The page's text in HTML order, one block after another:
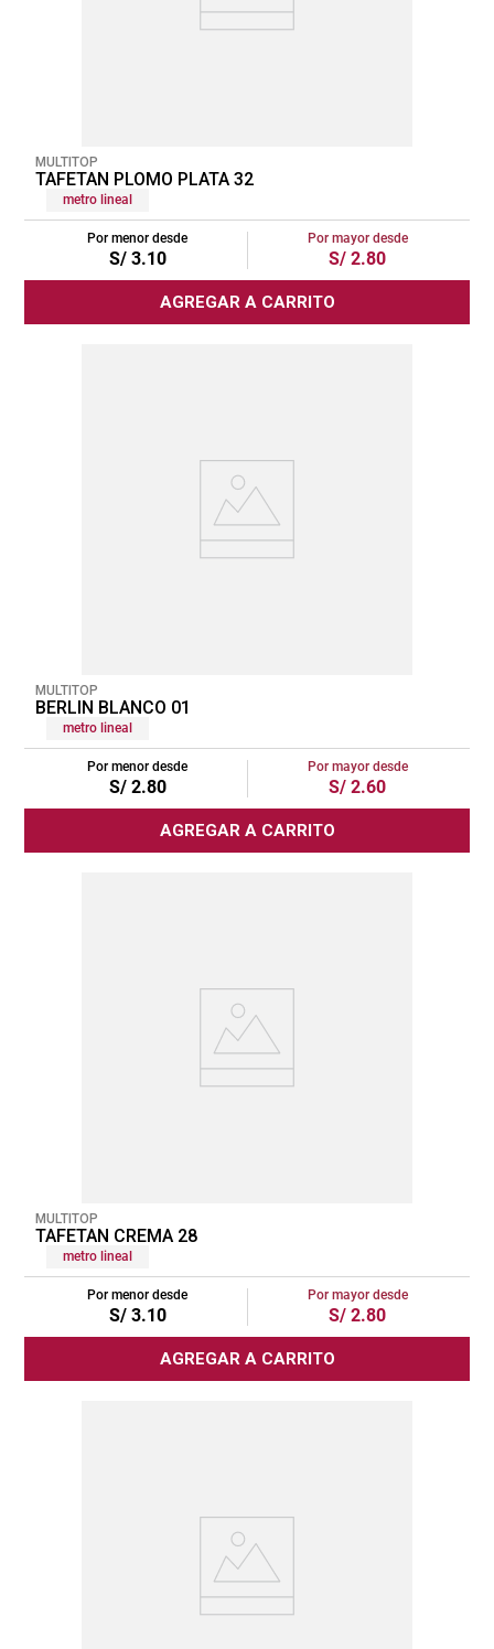
MULTITOP
TAFETAN PLOMO PLATA 32
metro lineal
Por menor desde
S/ 3.10
Por mayor desde
S/ 2.80
AGREGAR A CARRITO
MULTITOP
BERLIN BLANCO 01
metro lineal
Por menor desde
S/ 2.80
Por mayor desde
S/ 2.60
AGREGAR A CARRITO
MULTITOP
TAFETAN CREMA 28
metro lineal
Por menor desde
S/ 3.10
Por mayor desde
S/ 2.80
AGREGAR A CARRITO